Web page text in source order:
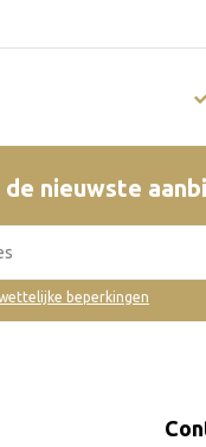
nieuwste
beperkingen